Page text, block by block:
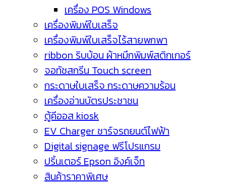
เครื่อง POS Windows
เครื่องพิมพ์ใบเสร็จ
เครื่องพิมพ์ใบเสร็จไร้สายพกพา
ribbon ริบบ้อน ผ้าหมึกพิมพ์สติกเกอร์
จอทัชสกรีน Touch screen
กระดาษใบเสร็จ กระดาษความร้อน
เครื่องอ่านบัตรประชาชน
ตู้คีออส kiosk
EV Charger ชาร์จรถยนต์ไฟฟ้า
Digital signage ฟรีโปรแกรม
ปริ้นเตอร์ Epson อิงค์เจ็ท
สินค้าราคาพิเศษ